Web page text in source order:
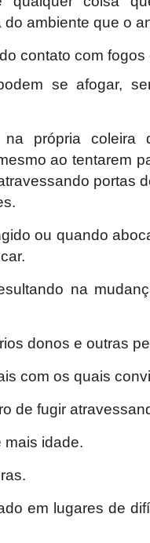
ambiente que o
contato com
se afogar,
na própria coleira
ao tentarem
portas
ou quando
na
donos e outras
com os quais
de fugir
mais idade.
em lugares de